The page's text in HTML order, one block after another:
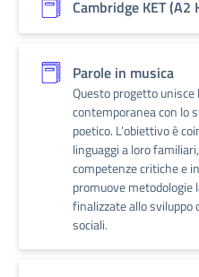
Cambridge KET (A2
Parole in musica
Questo progetto unisce
contemporanea con lo
poetico. L’obiettivo è
linguaggi a loro
competenze critiche e
promuove metodologie
finalizzate allo sviluppo
sociali.